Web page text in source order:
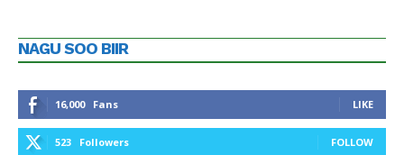
NAGU SOO BIIR
16,000 Fans LIKE
523 Followers FOLLOW